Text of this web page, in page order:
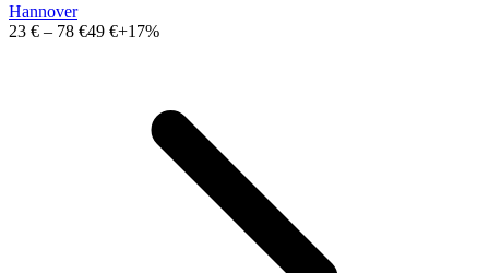
Hannover
23 € – 78 €49 €+17%